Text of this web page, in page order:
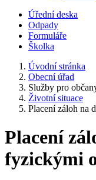
Úřední deska
Odpady
Formuláře
Školka
Úvodní stránka
Obecní úřad
Služby pro
Životní situace
Placení záloh na
Placení
fyzickými